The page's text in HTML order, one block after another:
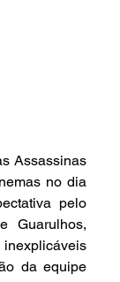
Assassinas
no dia
pelo
Guarulhos,
inexplicáveis
da equipe